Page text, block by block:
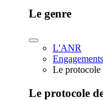
Le genre
L'ANR
Engagements
Le protocole
Le protocole